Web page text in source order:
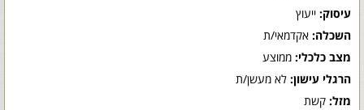
עיסוק: ייעוץ
השכלה: אקדמאי/ת
מצב כלכלי: ממוצע
הרגלי עישון: לא מעשן/ת
מזל: קשת